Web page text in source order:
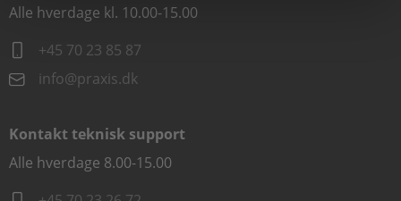
Alle hverdage kl. 10.00-15.00
+45 70 23 85 87
info@praxis.dk
Kontakt teknisk support
Alle hverdage 8.00-15.00